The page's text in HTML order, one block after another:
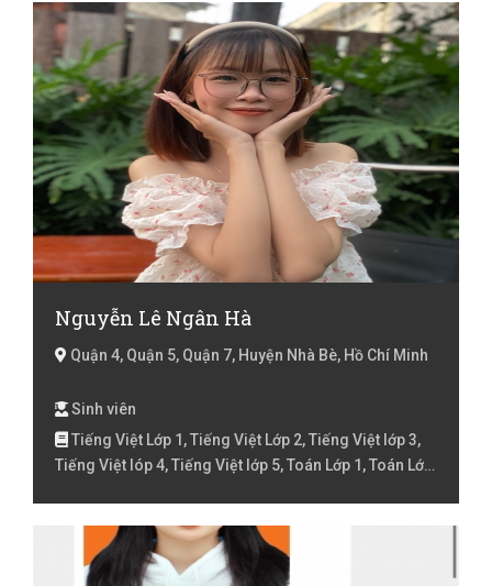
Anh lớp 3, Tiếng Anh lóp 4, Tiếng Anh lớp 5, Tiếng Anh
lớp 6, Tiếng Anh lớp 7, Tiếng Anh lớp 8, Tiếng Việt cho
người nước ngoài, Tiếng Việt Lớp 1, Tiếng Việt Lớp 2,
Tiếng Việt lớp 3, Tiếng Việt lóp 4, Tiếng Việt lớp 5, Toán
Lớp 1, Toán Lớp 2, Toán lớp 3, Toán lớp 4, Toán lớp 5,
Toán lớp 6, Toán lớp 7, Văn lớp 6, Văn lớp 7
Nguyễn Lê Ngân Hà
Quận 4, Quận 5, Quận 7, Huyện Nhà Bè, Hồ Chí Minh
Sinh viên
Tiếng Việt Lớp 1, Tiếng Việt Lớp 2, Tiếng Việt lớp 3,
Tiếng Việt lóp 4, Tiếng Việt lớp 5, Toán Lớp 1, Toán Lớp